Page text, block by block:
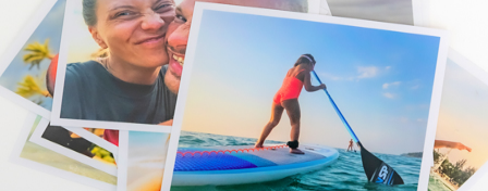
Выберите из списка: